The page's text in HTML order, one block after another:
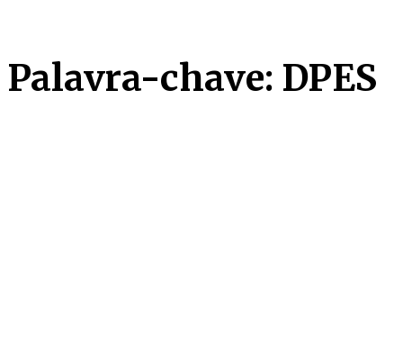
Palavra-chave: DPES